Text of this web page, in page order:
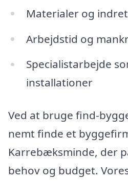
Materialer og
Arbejdstid og
Specialistarbejde
installationer
Ved at bruge find-
nemt finde et
Karrebæksminde, der
behov og budget.